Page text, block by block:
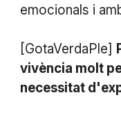
emocionals i
[GotaVerdaPle]
vivència molt
necessitat